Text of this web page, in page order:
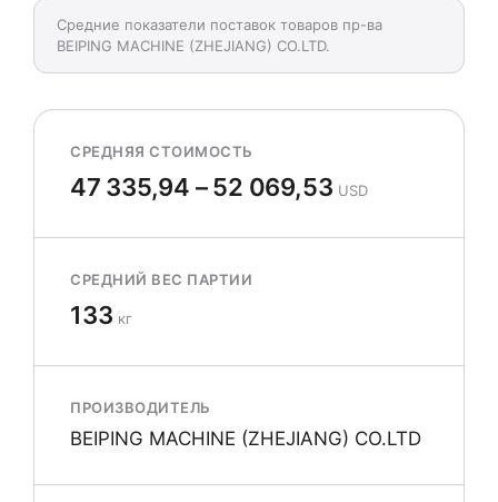
Средние показатели поставок товаров пр-ва
BEIPING MACHINE (ZHEJIANG) CO.LTD.
СРЕДНЯЯ СТОИМОСТЬ
47 335,94 – 52 069,53 USD
СРЕДНИЙ ВЕС ПАРТИИ
133 кг
ПРОИЗВОДИТЕЛЬ
BEIPING MACHINE (ZHEJIANG) CO.LTD